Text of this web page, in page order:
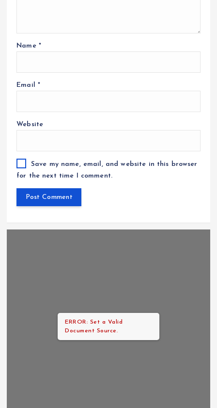
Name *
Email *
Website
Save my name, email, and website in this browser
for the next time I comment.
ERROR: Set a Valid
Document Source.